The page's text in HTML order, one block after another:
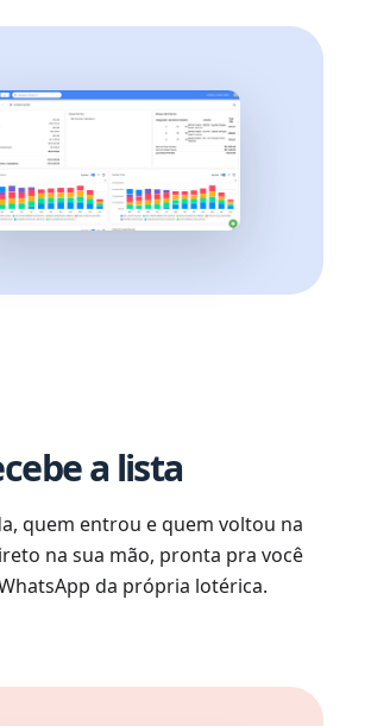
a lista
quem entrou e quem voltou na
na sua mão, pronta pra você
da própria lotérica.